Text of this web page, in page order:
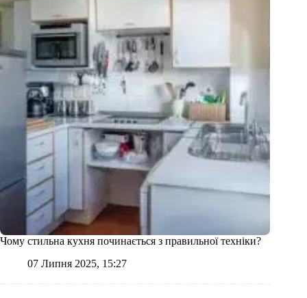
Чому стильна кухня починається з правильної техніки?
07 Липня 2025, 15:27